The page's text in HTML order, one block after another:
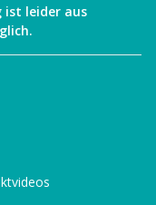
ist leider aus